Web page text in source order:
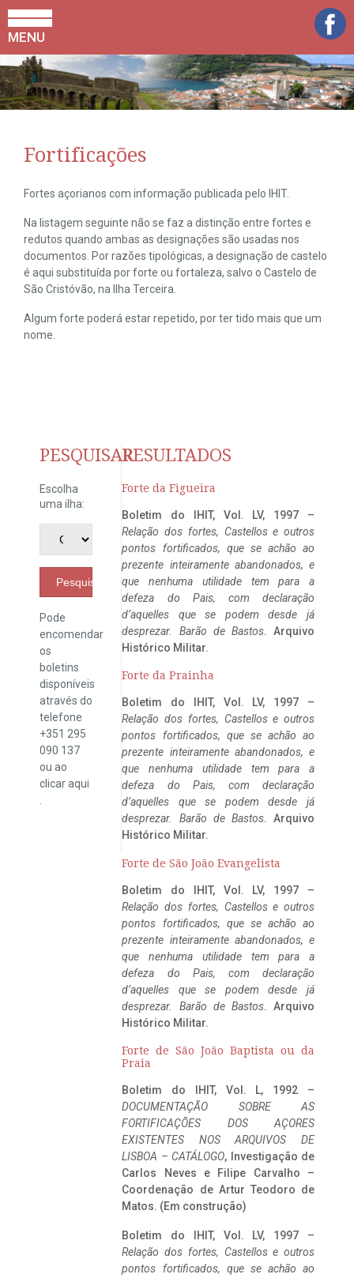
MENU
Fortificações
Fortes açorianos com informação publicada pelo IHIT.
Na listagem seguinte não se faz a distinção entre fortes e
redutos quando ambas as designações são usadas nos
documentos. Por razões tipológicas, a designação de castelo
é aqui substituída por forte ou fortaleza, salvo o Castelo de
São Cristóvão, na Ilha Terceira.
Algum forte poderá estar repetido, por ter tido mais que um
nome.
PESQUISAR
Escolha
uma ilha:
Pesquisar
Pode
encomendar
os
boletins
disponíveis
através do
telefone
+351 295
090 137
ou ao
clicaraqui
RESULTADOS
Forte da Figueira
Boletim do IHIT, Vol. LV, 1997 –
Relação dos fortes, Castellos e outros
pontos fortificados, que se achão ao
prezente inteiramente abandonados, e
que nenhuma utilidade tem para a
defeza do Pais, com declaração
d’aquelles que se podem desde já
desprezar. Barão de Bastos. Arquivo
Histórico Militar.
Forte da Prainha
Boletim do IHIT, Vol. LV, 1997 –
Relação dos fortes, Castellos e outros
pontos fortificados, que se achão ao
prezente inteiramente abandonados, e
que nenhuma utilidade tem para a
defeza do Pais, com declaração
d’aquelles que se podem desde já
desprezar. Barão de Bastos. Arquivo
Histórico Militar.
Forte de São João Evangelista
Boletim do IHIT, Vol. LV, 1997 –
Relação dos fortes, Castellos e outros
pontos fortificados, que se achão ao
prezente inteiramente abandonados, e
que nenhuma utilidade tem para a
defeza do Pais, com declaração
d’aquelles que se podem desde já
desprezar. Barão de Bastos. Arquivo
Histórico Militar.
Forte de São João Baptista ou da
Praia
Boletim do IHIT, Vol. L, 1992 –
DOCUMENTAÇÃO SOBRE AS
FORTIFICAÇÕES DOS AÇORES
EXISTENTES NOS ARQUIVOS DE
LISBOA – CATÁLOGO, Investigação de
Carlos Neves e Filipe Carvalho –
Coordenação de Artur Teodoro de
Matos. (Em construção)
Boletim do IHIT, Vol. LV, 1997 –
Relação dos fortes, Castellos e outros
pontos fortificados, que se achão ao